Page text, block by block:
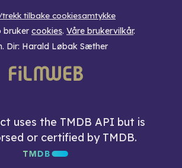
trekk tilbake cookiesamtykke
bruker cookies. Våre brukervilkår.
Dir: Harald Løbak Sæther
uses the TMDB API but is
or certified by TMDB.